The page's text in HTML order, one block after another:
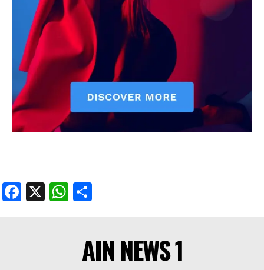
Facebook
X WhatsApp
Share
Facebook
X WhatsApp
AIN NEWS 1